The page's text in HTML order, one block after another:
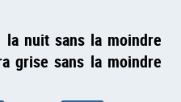
nuit sans la moindre
grise sans la moindre